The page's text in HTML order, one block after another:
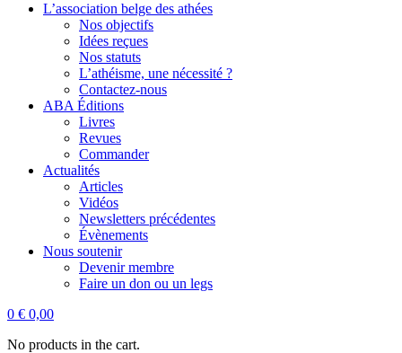
L’association belge des athées
Nos objectifs
Idées reçues
Nos statuts
L’athéisme, une nécessité ?
Contactez-nous
ABA Éditions
Livres
Revues
Commander
Actualités
Articles
Vidéos
Newsletters précédentes
Évènements
Nous soutenir
Devenir membre
Faire un don ou un legs
0 € 0,00
No products in the cart.